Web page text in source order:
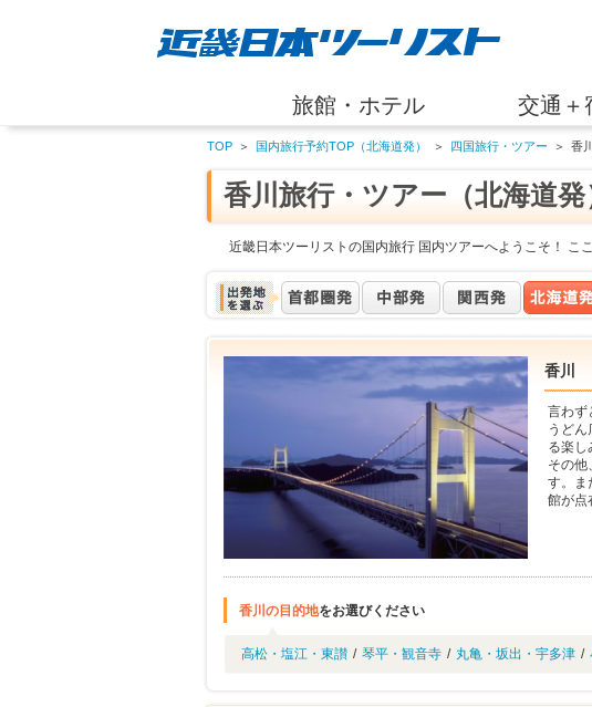
旅館・ホテル 交通＋
TOP ＞ 国内旅行予約TOP（北海道発） ＞ 四国旅行・ツアー ＞ 香
香川旅行・ツアー（北海道発
近畿日本ツーリストの国内旅行 国内ツアーへようこそ！ こ
香川
言わず
うど
る楽し
その他
す。ま
館が点
香川の目的地をお選びください
高松・塩江・東讃 / 琴平・観音寺 / 丸亀・坂出・宇多津 /